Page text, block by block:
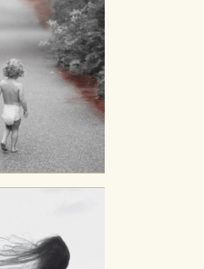
mejorar su experiencia
el funcionamiento de
configuraciones de
que reconfigurarlos cada
es agregada y, por lo
sociales
por nuestros socios
mostrar publicidad
en otros sitios. No
información personal sino
única de su
internet.